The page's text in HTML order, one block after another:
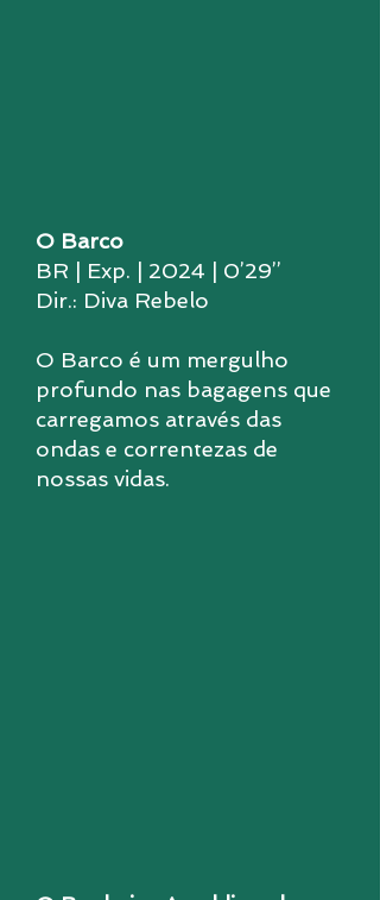
O Barco
BR | Exp. | 2024 | 0’29’’
Dir.: Diva Rebelo
O Barco é um mergulho
profundo nas bagagens que
carregamos através das
ondas e correntezas de
nossas vidas.